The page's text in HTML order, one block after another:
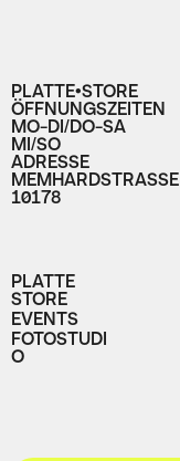
PLATTE•STORE
ÖFFNUNGSZEITEN
MO-DI/DO-SA
MI/SO
ADRESSE
MEMHARDSTRASSE
10178
PLATTE
STORE
EVENTS
FOTOSTUDI
O